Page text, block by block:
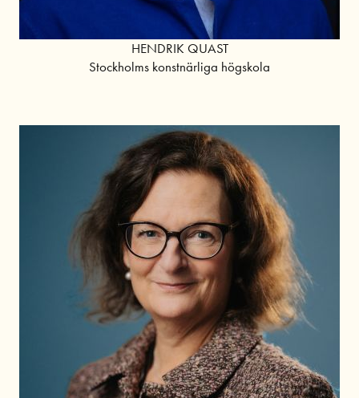
HENDRIK QUAST
Stockholms konstnärliga högskola